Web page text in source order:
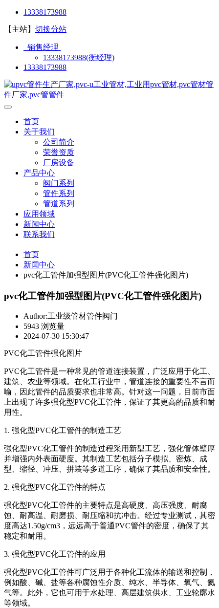
13338173988
【主站】 切换分站
销售经理
13338173988(衡经理)
13338173988
首页
关于我们
公司简介
荣誉资质
厂房设备
产品中心
阀门系列
管件系列
管道系列
应用领域
新闻中心
联系我们
首页
新闻中心
pvc化工管件加强型图片(PVC化工管件强化图片)
pvc化工管件加强型图片(PVC化工管件强化图片)
Author:工业级管材管件阀门
5943 浏览量
2024-07-30 15:30:47
PVC化工管件强化图片
PVC化工管件是一种常见的管道连接装置，广泛应用于化工、
建筑、农业等领域。在化工行业中，管道连接的重要性不言而
喻，因此管件的品质要求也非常高。针对这一问题，目前市面
上出现了许多强化型PVC化工管件，保证了其更高的品质和耐
用性。
1. 强化型PVC化工管件的制造工艺
强化型PVC化工管件的制造过程采用新型工艺，强化管体壁厚
并增强内外表面硬度。其制造工艺包括分子模拟、密炼、成
型、缩径、冲压、拼装等多道工序，确保了其品质和安全性。
2. 强化型PVC化工管件的特点
强化型PVC化工管件的主要特点是高硬度、高压强度、耐腐
蚀、耐高温、耐磨损、耐压缩和抗冲击。经过专业测试，其密
度高达1.50g/cm3，远远高于普通PVC管件的密度，确保了其
稳定和耐用。
3. 强化型PVC化工管件的应用
强化型PVC化工管件可广泛用于各种化工流体的输送和控制，
例如酸、碱、盐等各种腐蚀性介质、纯水、半导体、氧气、氦
气等。此外，它也可用于水处理、高层建筑供水、工业轮廓水
等领域。